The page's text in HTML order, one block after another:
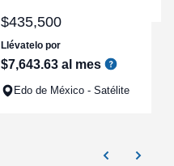
$435,500
Llévatelo por
$7,643.63 al mes
Edo de México - Satélite